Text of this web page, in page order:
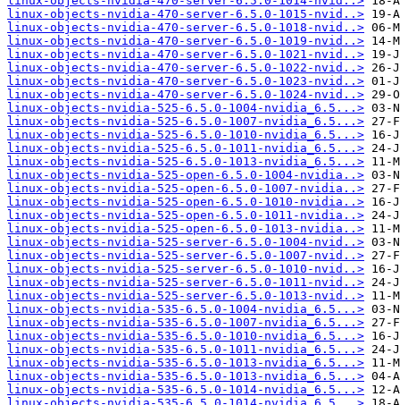
linux-objects-nvidia-470-server-6.5.0-1015-nvid..>
linux-objects-nvidia-470-server-6.5.0-1018-nvid..>
linux-objects-nvidia-470-server-6.5.0-1019-nvid..>
linux-objects-nvidia-470-server-6.5.0-1021-nvid..>
linux-objects-nvidia-470-server-6.5.0-1022-nvid..>
linux-objects-nvidia-470-server-6.5.0-1023-nvid..>
linux-objects-nvidia-470-server-6.5.0-1024-nvid..>
linux-objects-nvidia-525-6.5.0-1004-nvidia_6.5...>
linux-objects-nvidia-525-6.5.0-1007-nvidia_6.5...>
linux-objects-nvidia-525-6.5.0-1010-nvidia_6.5...>
linux-objects-nvidia-525-6.5.0-1011-nvidia_6.5...>
linux-objects-nvidia-525-6.5.0-1013-nvidia_6.5...>
linux-objects-nvidia-525-open-6.5.0-1004-nvidia..>
linux-objects-nvidia-525-open-6.5.0-1007-nvidia..>
linux-objects-nvidia-525-open-6.5.0-1010-nvidia..>
linux-objects-nvidia-525-open-6.5.0-1011-nvidia..>
linux-objects-nvidia-525-open-6.5.0-1013-nvidia..>
linux-objects-nvidia-525-server-6.5.0-1004-nvid..>
linux-objects-nvidia-525-server-6.5.0-1007-nvid..>
linux-objects-nvidia-525-server-6.5.0-1010-nvid..>
linux-objects-nvidia-525-server-6.5.0-1011-nvid..>
linux-objects-nvidia-525-server-6.5.0-1013-nvid..>
linux-objects-nvidia-535-6.5.0-1004-nvidia_6.5...>
linux-objects-nvidia-535-6.5.0-1007-nvidia_6.5...>
linux-objects-nvidia-535-6.5.0-1010-nvidia_6.5...>
linux-objects-nvidia-535-6.5.0-1011-nvidia_6.5...>
linux-objects-nvidia-535-6.5.0-1013-nvidia_6.5...>
linux-objects-nvidia-535-6.5.0-1013-nvidia_6.5...>
linux-objects-nvidia-535-6.5.0-1014-nvidia_6.5...>